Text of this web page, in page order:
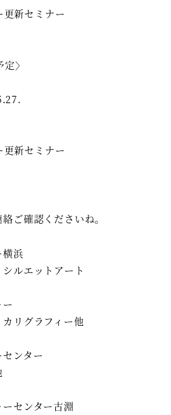
更新セミナー
〉
更新セミナー
ご確認くださいね。
横浜
ルエットアート
リグラフィー他
ンター
センター古淵